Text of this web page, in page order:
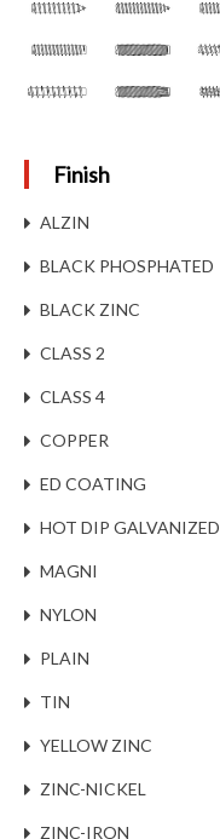
Finish
ALZIN
BLACK PHOSPHATED
BLACK ZINC
CLASS 2
CLASS 4
COPPER
ED COATING
HOT DIP GALVANIZED
MAGNI
NYLON
PLAIN
TIN
YELLOW ZINC
ZINC-NICKEL
ZINC-IRON